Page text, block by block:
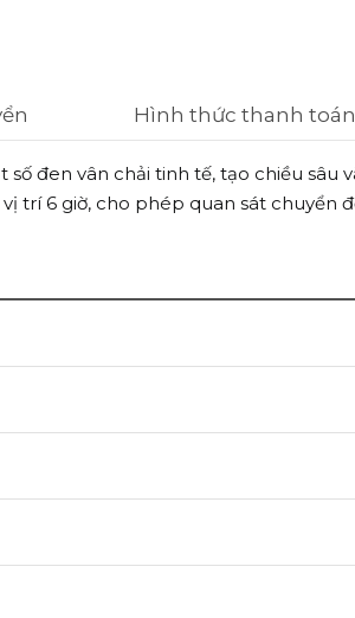
Hình thức thanh toán
đen vân chải tinh tế, tạo chiều sâu
trí 6 giờ, cho phép quan sát chuyển